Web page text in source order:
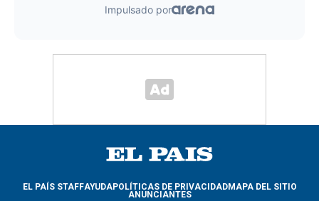
EL PAÍS STAFFAYUDAPOLÍTICAS DE PRIVACIDADMAPA DEL SITIO
ANUNCIANTES